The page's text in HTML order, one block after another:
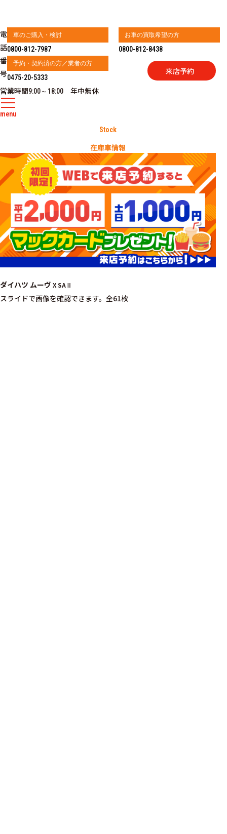
電
話
番
号
車のご購入・検討
0800-812-7987
お車の買取希望の方
0800-812-8438
予約・契約済の方／業者の方
0475-20-5333
営業時間9:00～18:00 年中無休
来店予約
menu
在庫車情報
Stock
ダイハツ ムーヴ X SAⅡ
スライドで画像を確認できます。 全61枚